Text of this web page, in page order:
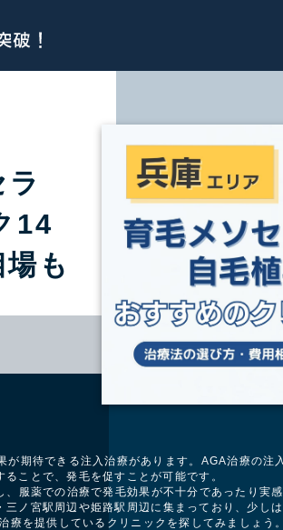
14
も
期待できる注入治療があります。AGA治療の注
ことで、発毛を促すことが可能です。
服薬での治療で発毛効果が不十分であったり実
三ノ宮駅周辺 や姫路駅周辺に集まっており、少し
療を提供しているクリニックを探してみましょう。